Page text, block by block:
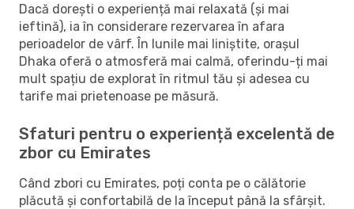
Dacă dorești o experiență mai relaxată (și mai
ieftină), ia în considerare rezervarea în afara
perioadelor de vârf. În lunile mai liniștite, orașul
Dhaka oferă o atmosferă mai calmă, oferindu-ți mai
mult spațiu de explorat în ritmul tău și adesea cu
tarife mai prietenoase pe măsură.
Sfaturi pentru o experiență excelentă de
zbor cu Emirates
Când zbori cu Emirates, poți conta pe o călătorie
plăcută și confortabilă de la început până la sfârșit.